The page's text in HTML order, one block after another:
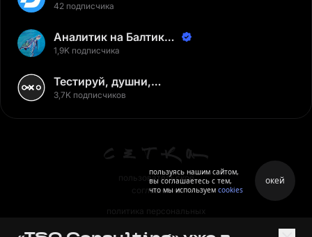
42 подписчика
Аналитик на Балтике |
Неверов Станислав
1,9K подписчика
Тестируй, душни,
наслаждайся
3,7K подписчиков
пользовательское
соглашение
политика персональных
пользуясь нашим сайтом,
вы соглашаетесь с тем,
что мы используем cookies
окей